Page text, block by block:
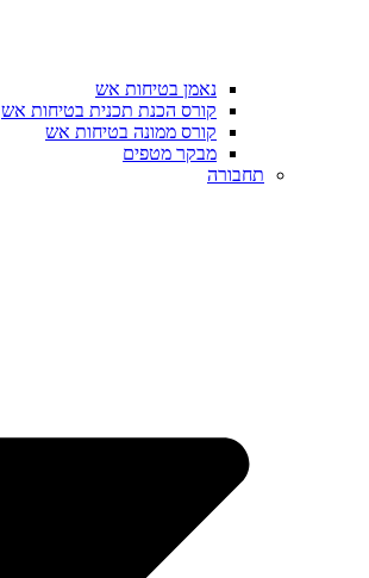
נאמן בטיחות אש
קורס הכנת תכנית בטיחות אש
קורס ממונה בטיחות אש
מבקר מטפים
תחבורה